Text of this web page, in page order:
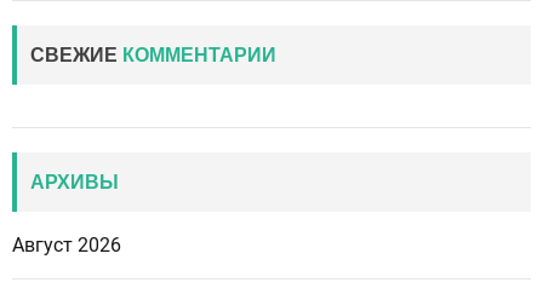
СВЕЖИЕ КОММЕНТАРИИ
АРХИВЫ
Август 2026